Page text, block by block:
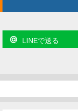
LINEで送る